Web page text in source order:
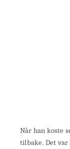
Når han koste
tilbake. Det